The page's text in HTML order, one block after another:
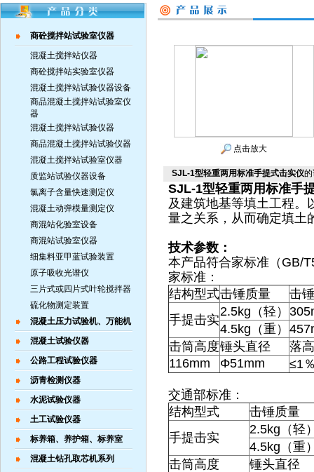
商砼搅拌站试验室仪器
混凝土搅拌站仪器
商砼搅拌站实验室仪器
混凝土搅拌站试验仪器设备
商品混凝土搅拌站试验室仪
器
混凝土搅拌站试验仪器
商品混凝土搅拌站试验仪器
混凝土搅拌站试验室仪器
质监站试验仪器设备
氯离子含量快速测定仪
混凝土动弹模量测定仪
商混站化验室设备
商混站试验室仪器
细集料亚甲蓝试验装置
原子吸收光谱仪
三片式或四片式叶轮搅拌器
硫化物测定装置
混凝土压力试验机、万能机
混凝土试验仪器
公路工程试验仪器
沥青检测仪器
水泥试验仪器
土工试验仪器
标养箱、养护箱、标养室
混凝土钻孔取芯机系列
点击放大
SJL-1型轻重两用标准手提式击实仪的
SJL-1型轻重两用标准手
及建筑地基等填土工程。
量之关系，从而确定填土
技术参数：
本产品符合家标准（GB/
家标准：
结构型式击锤质量
击
手提击实
2.5kg（轻）
4.5kg（重）
击筒高度锤头直径
落
116mm
Φ51mm ≤1
交通部标准：
结构型式
击锤质量
手提击实
2.5kg（轻
4.5kg（重
击筒高度
锤头直径